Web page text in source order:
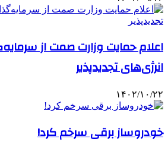
اعلام حمایت وزارت صمت از
انرژی‌های تجدیدپذیر
۱۴۰۲/۱۰/۲۲
خودروساز برقی سرخم کرد!